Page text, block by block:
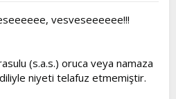
vesveseeeeee!!!
(s.a.s.) oruca veya namaza
niyeti telafuz etmemiştir.